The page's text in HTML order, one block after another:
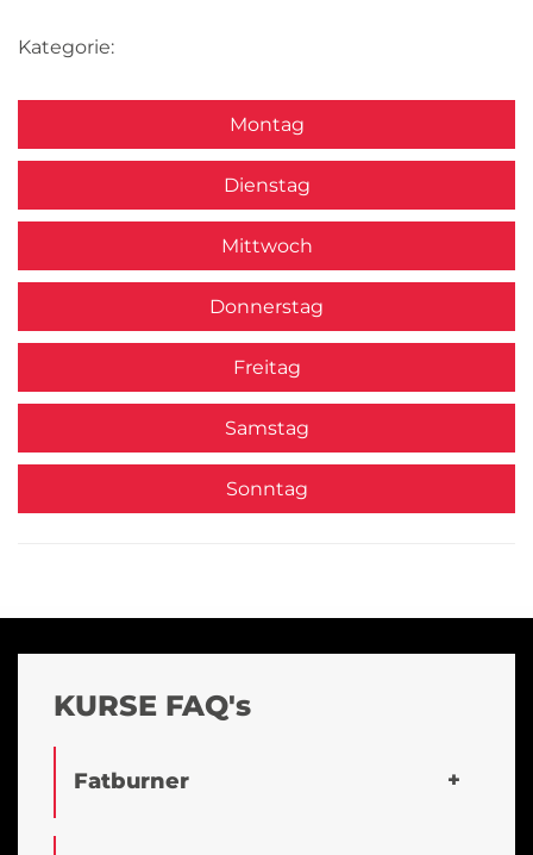
Kategorie:
Montag
Dienstag
Mittwoch
Donnerstag
Freitag
Samstag
Sonntag
KURSE FAQ's
Fatburner